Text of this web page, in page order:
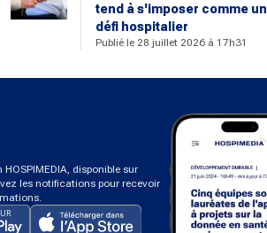
tend à s'imposer comme un
défi hospitalier
Publié le 28 juillet 2026 à 17h31
disponible sur
les notifications pour recevoir